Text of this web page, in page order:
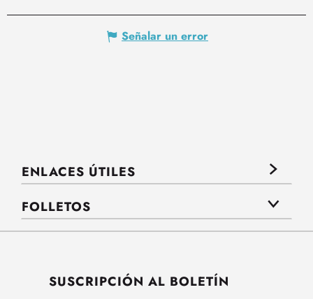
Señalar un error
ENLACES ÚTILES
FOLLETOS
SUSCRIPCIÓN AL BOLETÍN